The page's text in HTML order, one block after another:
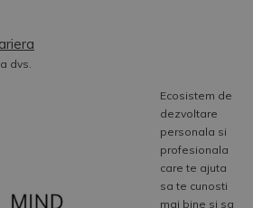
dvs.
Ecosistem de
dezvoltare
personala si
profesionala
care te ajuta
sa te cunosti
mai bine si sa